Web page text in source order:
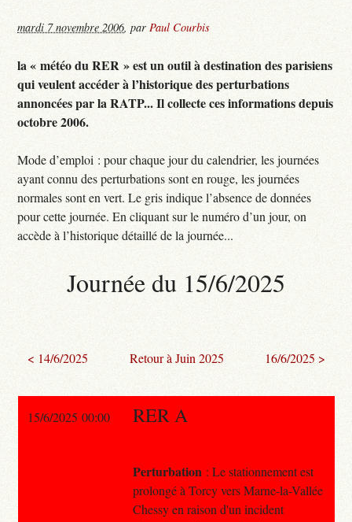
mardi 7 novembre 2006,parPaul Courbis
la « météo du RER » est un outil à destination des parisiens
qui veulent accéder à l’historique des perturbations
annoncées par la RATP... Il collecte ces informations depuis
octobre 2006.
Mode d’emploi : pour chaque jour du calendrier, les journées
ayant connu des perturbations sont en rouge, les journées
normales sont en vert. Le gris indique l’absence de données
pour cette journée. En cliquant sur le numéro d’un jour, on
accède à l’historique détaillé de la journée...
Journée du 15/6/2025
< 14/6/2025 Retour à Juin 2025 16/6/2025 >
15/6/2025 00:00 RER A
Perturbation : Le stationnement est
prolongé à Torcy vers Marne-la-Vallée
Chessy en raison d'un incident